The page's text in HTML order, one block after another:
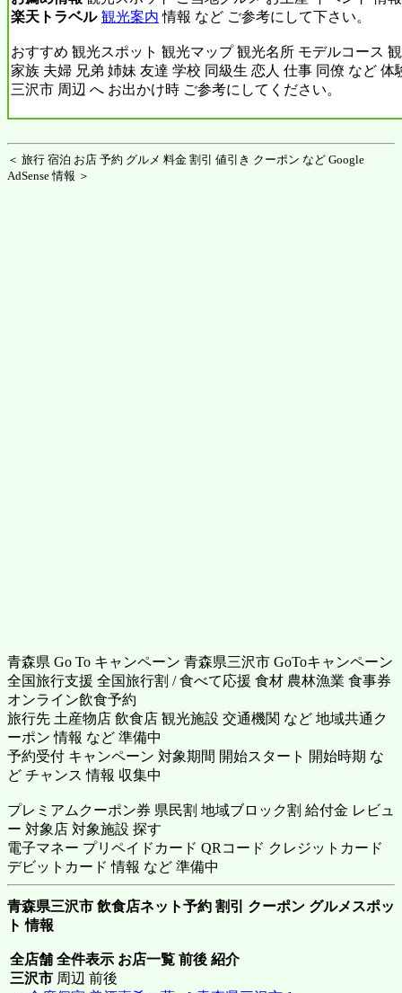
楽天トラベル 観光案内 情報 など ご参考にして下さい。
おすすめ 観光スポット 観光マップ 観光名所 モデルコース
家族 夫婦 兄弟 姉妹 友達 学校 同級生 恋人 仕事 同僚 など 体
三沢市 周辺 へ お出かけ時 ご参考にしてください。
＜ 旅行 宿泊 お店 予約 グルメ 料金 割引 値引き クーポン など Google
AdSense 情報 ＞
青森県 Go To キャンペーン 青森県三沢市 GoToキャンペーン
全国旅行支援 全国旅行割 / 食べて応援 食材 農林漁業 食事券
オンライン飲食予約
旅行先 土産物店 飲食店 観光施設 交通機関 など 地域共通ク
ーポン 情報 など 準備中
予約受付 キャンペーン 対象期間 開始スタート 開始時期 な
ど チャンス 情報 収集中
プレミアムクーポン券 県民割 地域ブロック割 給付金 レビュ
ー 対象店 対象施設 探す
電子マネー プリペイドカード QRコード クレジットカード
デビットカード 情報 など 準備中
青森県三沢市 飲食店ネット予約 割引 クーポン グルメスポッ
ト 情報
全店舗 全件表示 お店一覧 前後 紹介
三沢市 周辺 前後